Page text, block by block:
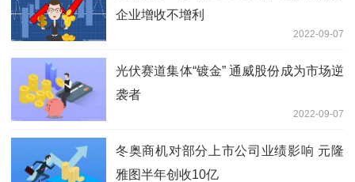
企业增收不增利
2022-09-07
光伏赛道集体“镀金” 通威股份成为市场逆
袭者
2022-09-07
冬奥商机对部分上市公司业绩影响 元隆
雅图半年创收10亿